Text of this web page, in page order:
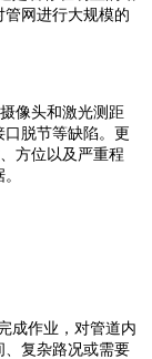
网进行大规模的
像头和激光测距
脱节等缺陷。更
方位以及严重程
作业，对管道内
、复杂路况或需要